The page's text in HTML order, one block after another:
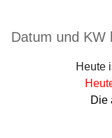
Seitenleiste
Datum und KW
Heute
Die